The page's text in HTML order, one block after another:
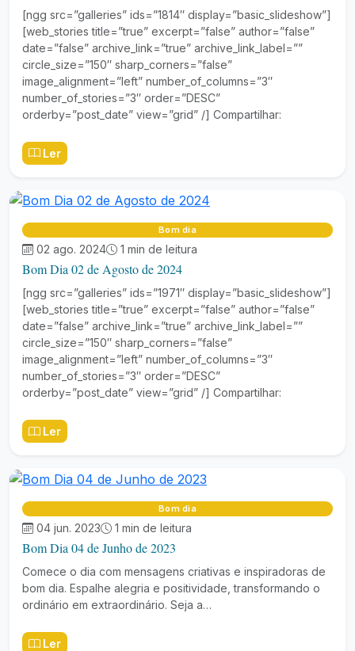
[ngg src=”galleries” ids=”1814″ display=”basic_slideshow”]
[web_stories title=”true” excerpt=”false” author=”false”
date=”false” archive_link=”true” archive_link_label=””
circle_size=”150″ sharp_corners=”false”
image_alignment=”left” number_of_columns=”3″
number_of_stories=”3″ order=”DESC”
orderby=”post_date” view=”grid” /] Compartilhar:
Ler
Bom dia
02 ago. 2024 1 min de leitura
Bom Dia 02 de Agosto de 2024
[ngg src=”galleries” ids=”1971″ display=”basic_slideshow”]
[web_stories title=”true” excerpt=”false” author=”false”
date=”false” archive_link=”true” archive_link_label=””
circle_size=”150″ sharp_corners=”false”
image_alignment=”left” number_of_columns=”3″
number_of_stories=”3″ order=”DESC”
orderby=”post_date” view=”grid” /] Compartilhar:
Ler
Bom dia
04 jun. 2023 1 min de leitura
Bom Dia 04 de Junho de 2023
Comece o dia com mensagens criativas e inspiradoras de
bom dia. Espalhe alegria e positividade, transformando o
ordinário em extraordinário. Seja a…
Ler